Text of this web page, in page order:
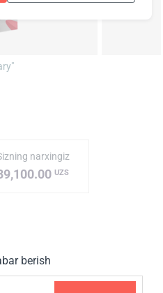
narxingiz
UZS
berish